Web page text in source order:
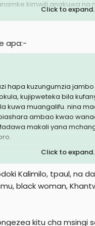
kiasi kikubwa
kimwili anakuwa
huanza kujiona yeye
hatujaumbwa
hali yako na mtu
mambo ni mazuri,jua
maisha.
la usafi kwa
katoka kwenye
makamuzi,mwili
ahueni.
Click to
apa:-
hapa kuzungumzia
kujipweteka bila
kuwa muangalifu. nina
ambao kwao
makali yana
kawaida, ya kutembea
mwili wangu,
upande mmoja............
Click to
Kalimilo, tpaul, na
amu, black woman,
kitu cha msingi